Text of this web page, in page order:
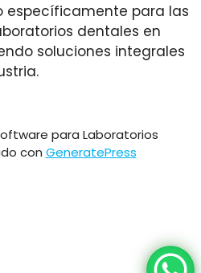
específicamente para las
dentales en
soluciones integrales
para Laboratorios
con GeneratePress